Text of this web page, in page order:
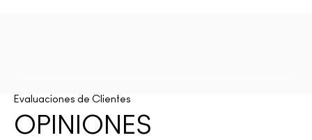
Evaluaciones de Clientes
OPINIONES